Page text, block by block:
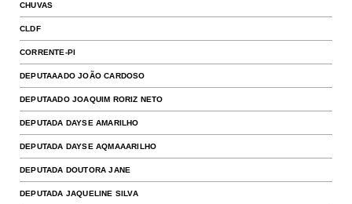
CHUVAS
CLDF
CORRENTE-PI
DEPUTAAADO JOÃO CARDOSO
DEPUTAADO JOAQUIM RORIZ NETO
DEPUTADA DAYSE AMARILHO
DEPUTADA DAYSE AQMAAARILHO
DEPUTADA DOUTORA JANE
DEPUTADA JAQUELINE SILVA